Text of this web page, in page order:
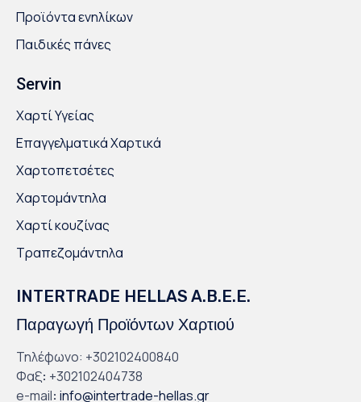
Προϊόντα ενηλίκων
Παιδικές πάνες
Servin
Χαρτί Υγείας
Επαγγελματικά Χαρτικά
Χαρτοπετσέτες
Χαρτομάντηλα
Χαρτί κουζίνας
Τραπεζομάντηλα
INTERTRADE HELLAS A.B.E.E.
Παραγωγή Προϊόντων Χαρτιού
Τηλέφωνο: +302102400840
Φαξ: +302102404738
e-mail: info@intertrade-hellas.gr